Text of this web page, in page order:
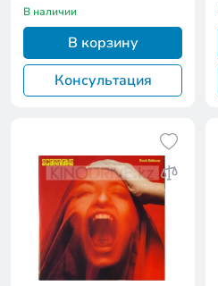
В наличии
В корзину
Консультация